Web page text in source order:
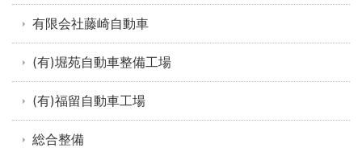
有限会社藤崎自動車
(有)堀苑自動車整備工場
(有)福留自動車工場
総合整備